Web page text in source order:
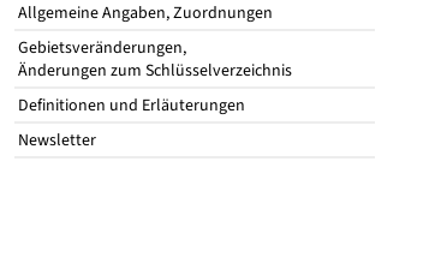
Allgemeine Angaben, Zuordnungen
Gebietsveränderungen,
Änderungen zum Schlüsselverzeichnis
Definitionen und Erläuterungen
Newsletter